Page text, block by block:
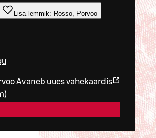
Lisa lemmik: Rosso, Porvoo
Avaneb uues vahekaardis
)